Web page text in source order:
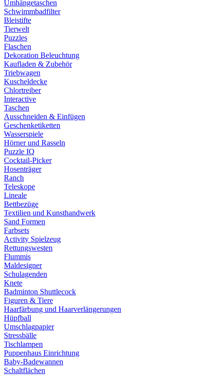
Umhängetaschen
Schwimmbadfilter
Bleistifte
Tierwelt
Puzzles
Flaschen
Dekoration Beleuchtung
Kaufladen & Zubehör
Triebwagen
Kuscheldecke
Chlortreiber
Interactive
Taschen
Ausschneiden & Einfügen
Geschenketiketten
Wasserspiele
Hörner und Rasseln
Puzzle IQ
Cocktail-Picker
Hosenträger
Ranch
Teleskope
Lineale
Bettbezüge
Textilien und Kunsthandwerk
Sand Formen
Farbsets
Activity Spielzeug
Rettungswesten
Flummis
Maldesigner
Schulagenden
Knete
Badminton Shuttlecock
Figuren & Tiere
Haarfärbung und Haarverlängerungen
Hüpfball
Umschlagpapier
Stressbälle
Tischlampen
Puppenhaus Einrichtung
Baby-Badewannen
Schaltflächen